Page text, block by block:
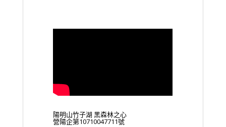
陽明山竹子湖 黑森林之心
營陽企第10710047711號